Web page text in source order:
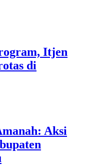
Itjen
di
Aksi